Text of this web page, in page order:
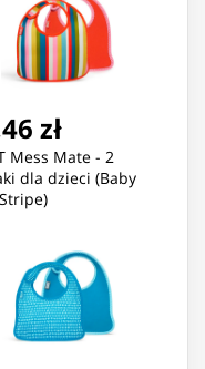
zł
Mess Mate - 2
dla dzieci (Baby